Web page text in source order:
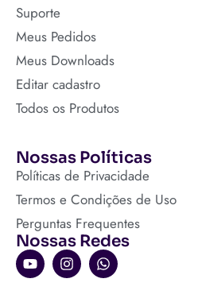
Suporte
Meus Pedidos
Meus Downloads
Editar cadastro
Todos os Produtos
Nossas Políticas
Políticas de Privacidade
Termos e Condições de Uso
Perguntas Frequentes
Nossas Redes